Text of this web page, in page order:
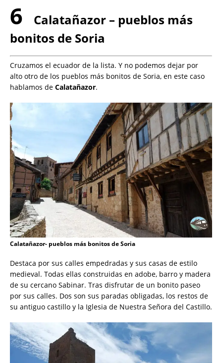
6
Calatañazor – pueblos más
bonitos de Soria
Cruzamos el ecuador de la lista. Y no podemos dejar por
alto otro de los pueblos más bonitos de Soria, en este caso
hablamos de Calatañazor.
Calatañazor- pueblos más bonitos de Soria
Destaca por sus calles empedradas y sus casas de estilo
medieval. Todas ellas construidas en adobe, barro y madera
de su cercano Sabinar. Tras disfrutar de un bonito paseo
por sus calles. Dos son sus paradas obligadas, los restos de
su antiguo castillo y la Iglesia de Nuestra Señora del Castillo.